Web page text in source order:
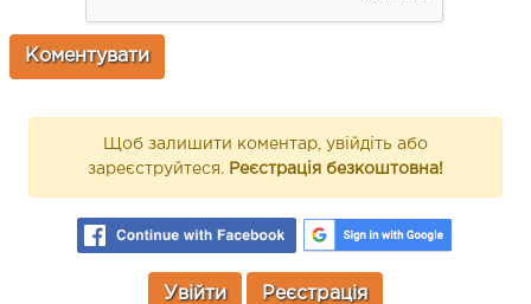
Щоб залишити коментар, увійдіть або
зареєструйтеся. Реєстрація безкоштовна!
Увійти Реєстрація